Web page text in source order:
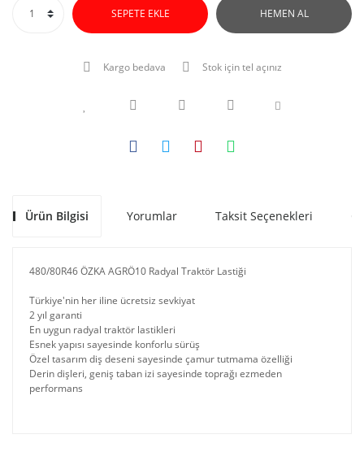
SEPETE EKLE HEMEN AL
Kargo bedava Stok için tel açınız
Ürün Bilgisi Yorumlar Taksit Seçenekleri
480/80R46 ÖZKA AGRÖ10 Radyal Traktör Lastiği
Türkiye'nin her iline ücretsiz sevkiyat
2 yıl garanti
En uygun radyal traktör lastikleri
Esnek yapısı sayesinde konforlu sürüş
Özel tasarım diş deseni sayesinde çamur tutmama özelliği
Derin dişleri, geniş taban izi sayesinde toprağı ezmeden
performans